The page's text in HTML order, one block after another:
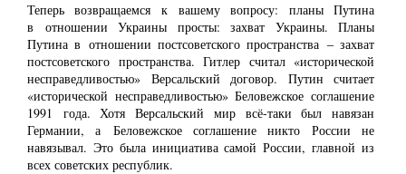
Теперь возвращаемся к вашему вопросу: планы Путина
в отношении Украины просты: захват Украины. Планы
Путина в отношении постсоветского пространства ‒ захват
постсоветского пространства. Гитлер считал «исторической
несправедливостью» Версальский договор. Путин считает
«исторической несправедливостью» Беловежское соглашение
1991 года. Хотя Версальский мир всё-таки был навязан
Германии, а Беловежское соглашение никто России не
навязывал. Это была инициатива самой России, главной из
всех советских республик.